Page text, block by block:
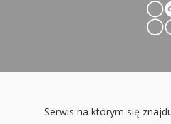
Serwis na którym się